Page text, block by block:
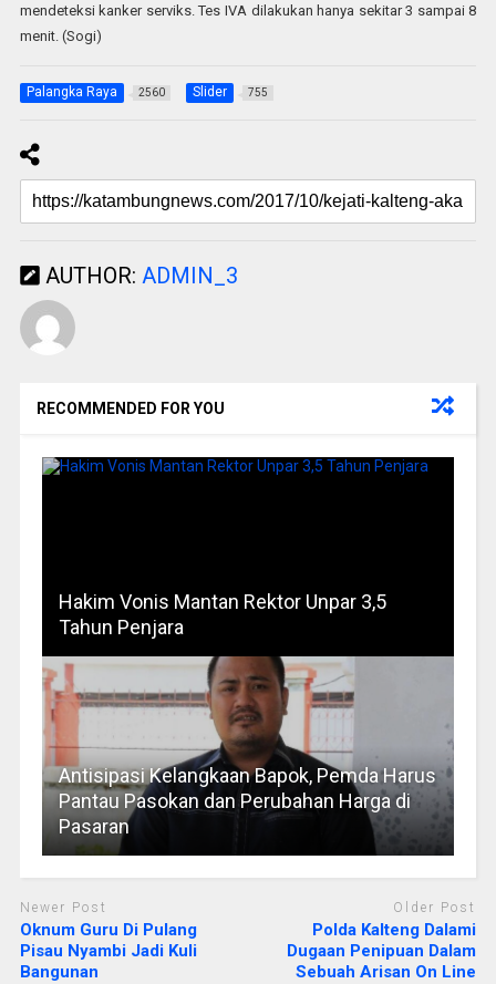
mendeteksi kanker serviks. Tes IVA dilakukan hanya sekitar 3 sampai 8
menit. (Sogi)
Palangka Raya 2560 Slider 755
AUTHOR: ADMIN_3
RECOMMENDED FOR YOU
Hakim Vonis Mantan Rektor Unpar 3,5
Tahun Penjara
Antisipasi Kelangkaan Bapok, Pemda Harus
Pantau Pasokan dan Perubahan Harga di
Pasaran
Newer Post
Oknum Guru Di Pulang
Pisau Nyambi Jadi Kuli
Bangunan
Older Post
Polda Kalteng Dalami
Dugaan Penipuan Dalam
Sebuah Arisan On Line